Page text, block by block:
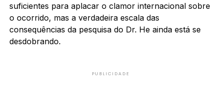
suficientes para aplacar o clamor internacional sobre
o ocorrido, mas a verdadeira escala das
consequências da pesquisa do Dr. He ainda está se
desdobrando.
PUBLICIDADE